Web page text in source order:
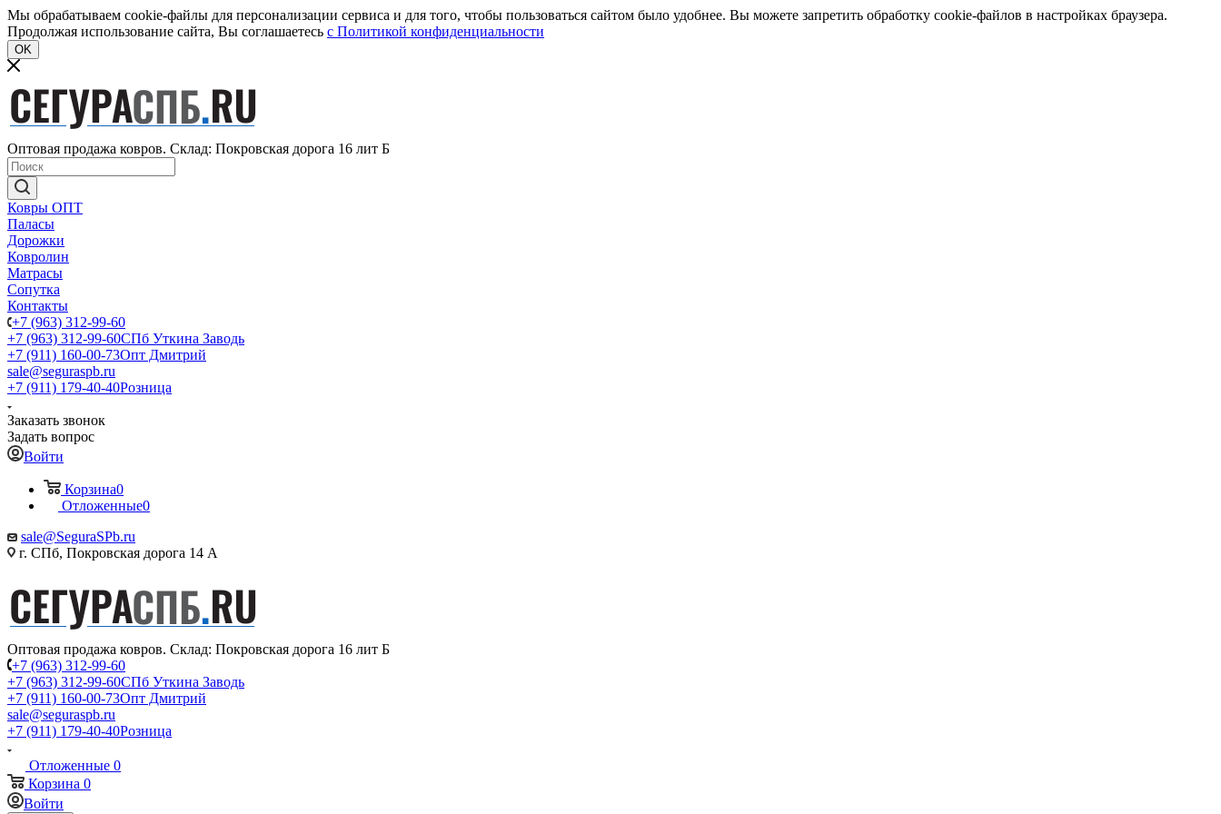
Мы обрабатываем cookie-файлы для персонализации сервиса и для того, чтобы пользоваться сайтом было удобнее. Вы можете запретить обработку cookie-файлов в настройках браузера.
Продолжая использование сайта, Вы соглашаетесь c Политикой конфиденциальности
OK
Оптовая продажа ковров. Склад: Покровская дорога 16 лит Б
Ковры ОПТ
Паласы
Дорожки
Ковролин
Матрасы
Сопутка
Контакты
+7 (963) 312-99-60
+7 (963) 312-99-60СПб Уткина Заводь
+7 (911) 160-00-73Опт Дмитрий
sale@seguraspb.ru
+7 (911) 179-40-40Розница
Заказать звонок
Задать вопрос
Войти
Корзина0
Отложенные0
sale@SeguraSPb.ru
г. СПб, Покровская дорога 14 А
Оптовая продажа ковров. Склад: Покровская дорога 16 лит Б
+7 (963) 312-99-60
+7 (963) 312-99-60СПб Уткина Заводь
+7 (911) 160-00-73Опт Дмитрий
sale@seguraspb.ru
+7 (911) 179-40-40Розница
Отложенные 0
Корзина 0
Войти